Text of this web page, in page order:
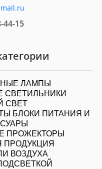
44-15
ЛАМПЫ
СВЕТИЛЬНИКИ
СВЕТ
БЛОКИ ПИТАНИЯ И
ПРОЖЕКТОРЫ
ПРОДУКЦИЯ
ВОЗДУХА